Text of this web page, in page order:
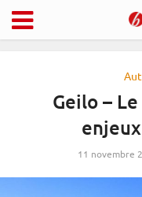
Geilo –
11 novembre